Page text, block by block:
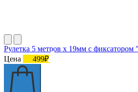
Рулетка 5 метров х 19мм с фиксатором
Цена
499₽